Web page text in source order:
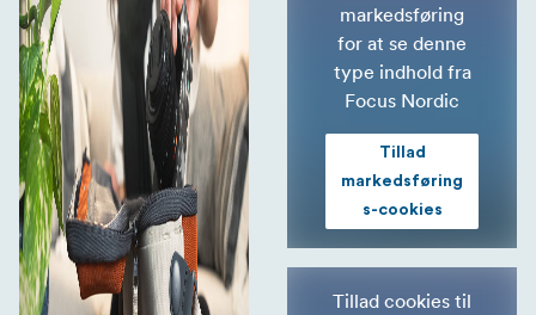
markedsføring
for at se denne
type indhold fra
Focus Nordic
Tillad
markedsføring
s-cookies
Tillad cookies til